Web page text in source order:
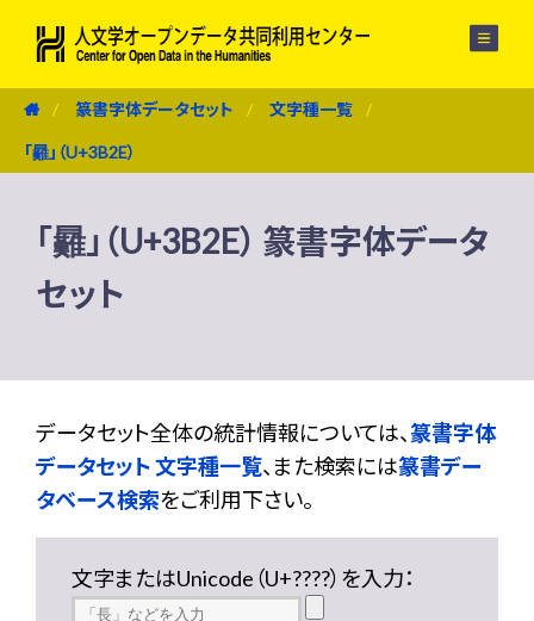
篆書字体データセット 文字種一覧
「㬮」（U+3B2E）
「㬮」（U+3B2E） 篆書字体データ
セット
データセット全体の統計情報については、篆書字体
データセット 文字種一覧、また検索には篆書デー
タベース検索をご利用下さい。
文字またはUnicode（U+????）を入力：